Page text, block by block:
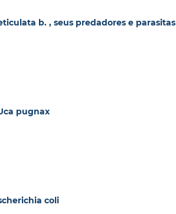
b. , seus predadores e parasitas
pugnax
coli